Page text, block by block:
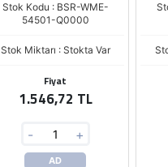
Stok Kodu : BSR-WME-
54501-Q0000
Stok Miktarı : Stokta Var
Fiyat
1.546,72 TL
- +
AD